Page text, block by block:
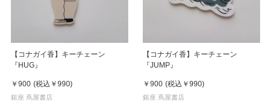
【コナガイ香】キーチェーン
『HUG』
￥900 (税込 ￥990)
銀座 蔦屋書店
【コナガイ香】キーチェーン
『JUMP』
￥900 (税込 ￥990)
銀座 蔦屋書店